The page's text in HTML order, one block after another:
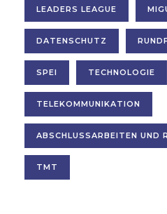
LEADERS LEAGUE
DATENSCHUTZ
SPEI TECHNOLOGIE
TELEKOMMUNIKATION
ABSCHLUSSARBEITEN UND
TMT